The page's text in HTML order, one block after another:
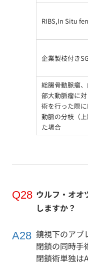
RIBS,In Situ
企業製枝付き
総腸骨動脈瘤
部大動脈瘤に
術を行った際
動脈の分枝（
た場合
ウルフ・オオ
しますか？
鏡視下のアブ
閉鎖の同時手
閉鎖術単独は